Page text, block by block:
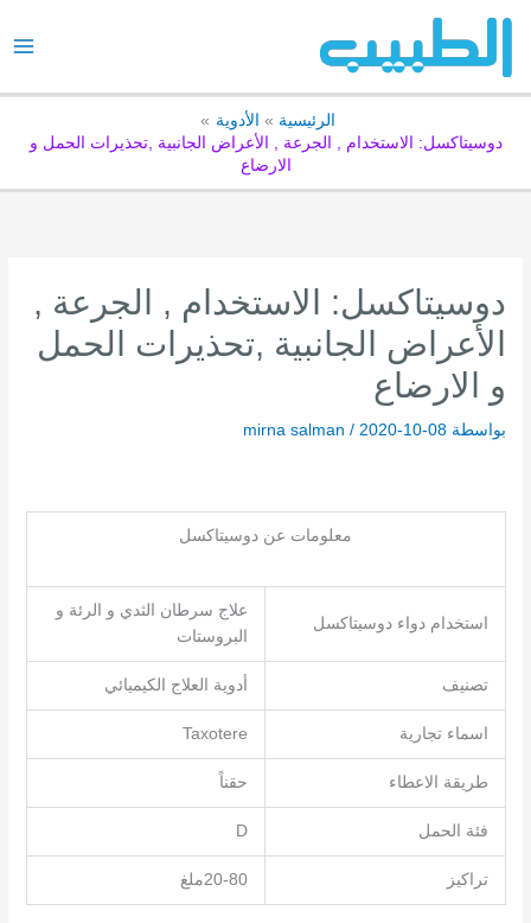
المحتوى
الرئيسية
الأدوية
دوسيتاكسل: الاستخدام , الجرعة , الأعراض الجانبية ,تحذيرات الحمل و
الارضاع
دوسيتاكسل: الاستخدام , الجرعة ,
الأعراض الجانبية ,تحذيرات الحمل
و الارضاع
بواسطة mirna salman / 2020-10-08
معلومات عن دوسيتاكسل
استخدام دواء دوسيتاكسل
علاج سرطان الثدي و الرئة و
البروستات
تصنيف أدوية العلاج الكيميائي
اسماء تجارية Taxotere
طريقة الاعطاء حقناً
فئة الحمل D
تراكيز 20-80ملغ